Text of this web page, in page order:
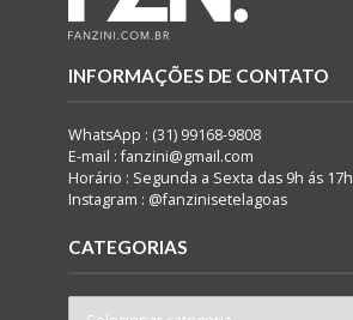
INFORMAÇÕES DE CONTATO
WhatsApp : (31) 99168-9808
E-mail : fanzini@gmail.com
Horário : Segunda a Sexta das 9h ás 17h
Instagram : @fanzinisetelagoas
CATEGORIAS